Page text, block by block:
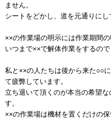
ません。
シートをどかし、道を元通りにし
××の作業場の明示には作業期間の
いつまで××で解体作業をするので
私と××の人たちは後から来た○○
て疲弊しています。
立ち退いて頂くのが本当の希望
す。
××の作業場は機材を置くだけの